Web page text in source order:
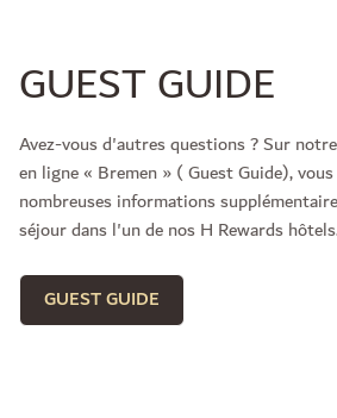
GUEST GUIDE
Avez-vous d'autres questions ? Sur
en ligne « Bremen » ( Guest Guide),
nombreuses informations
séjour dans l'un de nos H Rewards
GUEST GUIDE